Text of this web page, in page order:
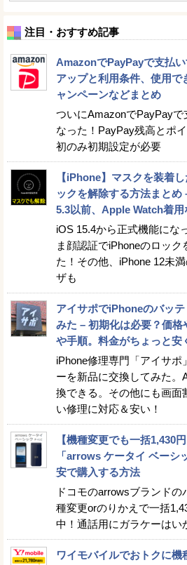
注目・おすすめ記事
AmazonでPayPayで支払
アップと利用条件、使用で
ャンペーンなどまとめ
ついにAmazonでPayPayで
なった！PayPay残高とポ
初のみ初期設定が必要
【iPhone】マスクを装着
ックを解除する方法まとめ
5.3以前、Apple Watch着用
iOS 15.4から正式機能にな
ま顔認証でiPhoneのロッ
た！その他、iPhone 12未
ザも
アイサポでiPhoneのバッ
みた – 初期化は必要？価
や手順。料金がちょっと安
iPhone修理専門「アイサポ
ーを新品に交換してみた。
換できる。その他にも画面
い修理に対応＆安い！
【機種変更でも一括1,430
「arrows ケータイ ベーシ
安で購入する方法
ドコモのarrowsブランド
種変更orのりかえで一括
中！通話用にガラケーはい
ワイモバイルでおトクに